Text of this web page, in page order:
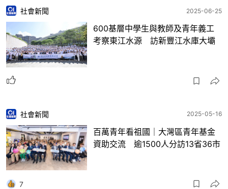
社會新聞 2025-06-25
600基層中學生與教師及青年義工
考察東江水源 訪新豐江水庫大壩
社會新聞 2025-05-16
百萬青年看祖國｜大灣區青年基金
資助交流 逾1500人分訪13省36市
7